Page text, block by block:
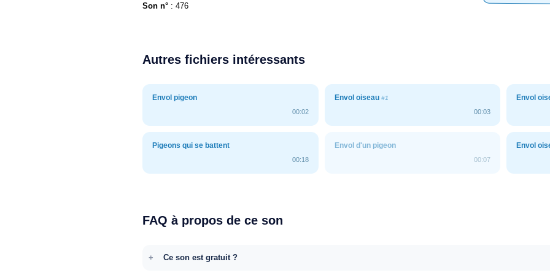
Son n° : 476
Autres fichiers intéressants
Envol pigeon
00:02
Envol oiseau #1
00:03
Envol
Pigeons qui se battent
00:18
Envol d'un pigeon
00:07
Envol
FAQ à propos de ce son
Ce son est gratuit ?